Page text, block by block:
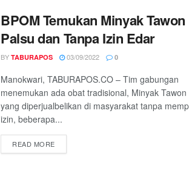
BPOM Temukan Minyak Tawon
Palsu dan Tanpa Izin Edar
BY TABURAPOS 03/09/2022 0
Manokwari, TABURAPOS.CO – Tim gabungan
menemukan ada obat tradisional, Minyak Tawon
yang diperjualbelikan di masyarakat tanpa
izin, beberapa...
READ MORE